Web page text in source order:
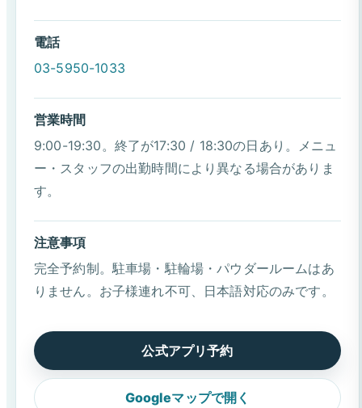
電話
03-5950-1033
営業時間
9:00-19:30。終了が17:30 / 18:30の日あり。メニュ
ー・スタッフの出勤時間により異なる場合がありま
す。
注意事項
完全予約制。駐車場・駐輪場・パウダールームはあ
りません。お子様連れ不可、日本語対応のみです。
公式アプリ予約
Googleマップで開く